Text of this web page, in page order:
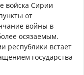
войска Сирии
от
войны в
осязаемым.
республики встает
государства